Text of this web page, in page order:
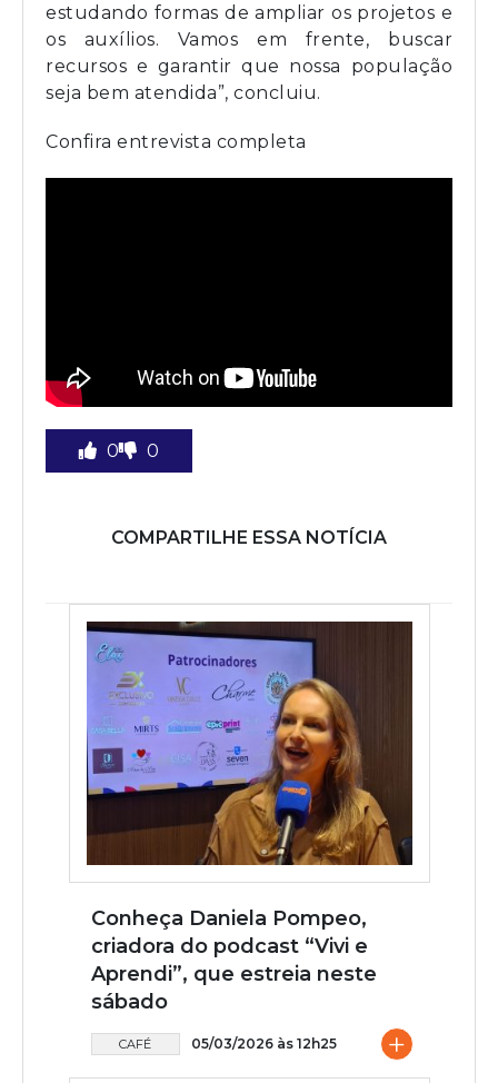
estudando formas de ampliar os projetos e
os auxílios. Vamos em frente, buscar
recursos e garantir que nossa população
seja bem atendida”, concluiu.
Confira entrevista completa
0 0
COMPARTILHE ESSA NOTÍCIA
Conheça Daniela Pompeo,
criadora do podcast “Vivi e
Aprendi”, que estreia neste
sábado
CAFÉ 05/03/2026 às 12h25 +